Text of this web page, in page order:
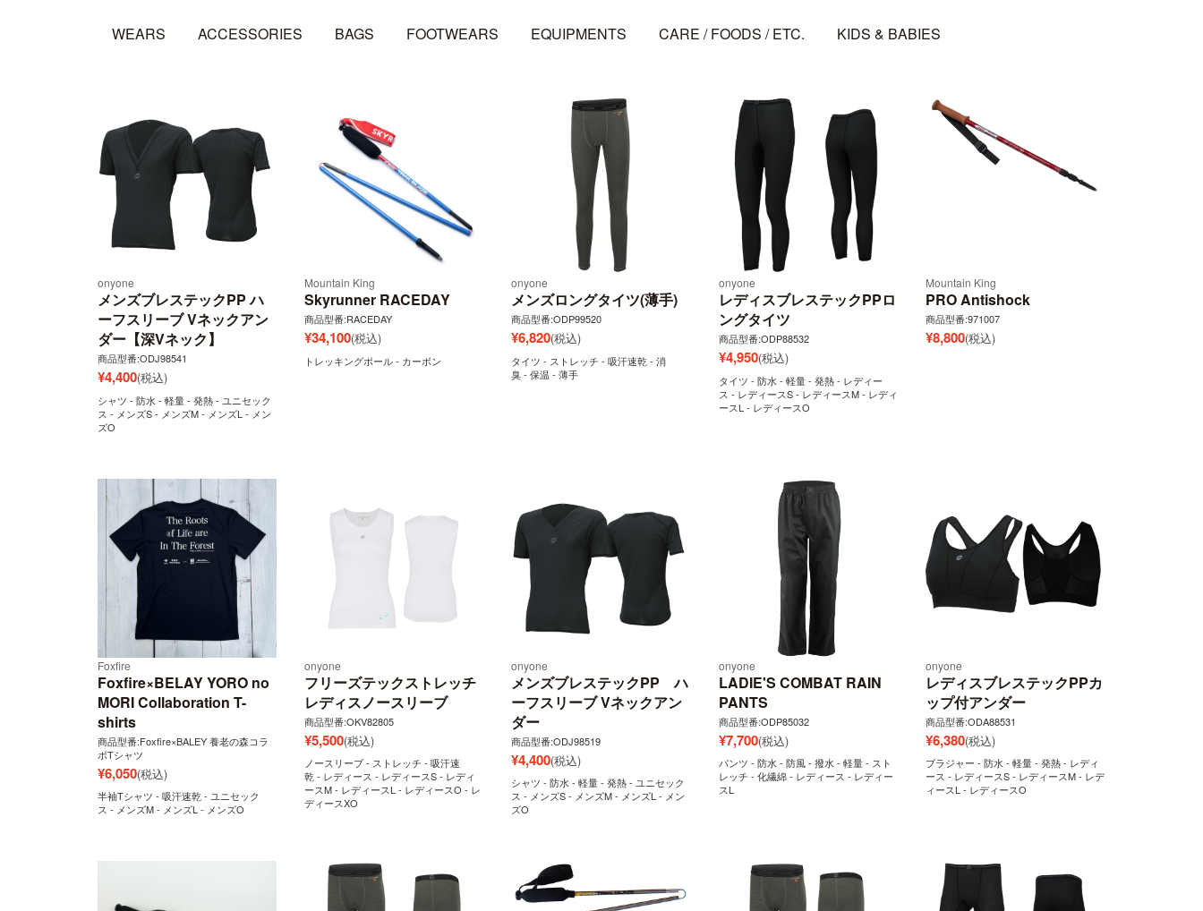
WEARS ACCESSORIES BAGS FOOTWEARS EQUIPMENTS CARE / FOODS / ETC. KIDS & BABIES
onyone
メンズブレステックPP ハ
ーフスリーブ Vネックアン
ダー【深Vネック】
商品型番:ODJ98541
¥4,400(税込)
シャツ - 防水 - 軽量 - 発熱 - ユニセック
ス - メンズS - メンズM - メンズL - メン
ズO
Mountain King
Skyrunner RACEDAY
商品型番:RACEDAY
¥34,100(税込)
トレッキングポール - カーボン
onyone
メンズロングタイツ(薄手)
商品型番:ODP99520
¥6,820(税込)
タイツ - ストレッチ - 吸汗速乾 - 消
臭 - 保温 - 薄手
onyone
レディスブレステックPPロ
ングタイツ
商品型番:ODP88532
¥4,950(税込)
タイツ - 防水 - 軽量 - 発熱 - レディー
ス - レディースS - レディースM - レディ
ースL - レディースO
Mountain King
PRO Antishock
商品型番:971007
¥8,800(税込)
Foxfire
Foxfire×BELAY YORO no
MORI Collaboration T-
shirts
商品型番:Foxfire×BALEY 養老の森コラ
ボTシャツ
¥6,050(税込)
半袖Tシャツ - 吸汗速乾 - ユニセック
ス - メンズM - メンズL - メンズO
onyone
フリーズテックストレッチ
レディスノースリーブ
商品型番:OKV82805
¥5,500(税込)
ノースリーブ - ストレッチ - 吸汗速
乾 - レディース - レディースS - レディ
ースM - レディースL - レディースO - レ
ディースXO
onyone
メンズブレステックPP ハ
ーフスリーブ Vネックアン
ダー
商品型番:ODJ98519
¥4,400(税込)
シャツ - 防水 - 軽量 - 発熱 - ユニセック
ス - メンズS - メンズM - メンズL - メン
ズO
onyone
LADIE'S COMBAT RAIN
PANTS
商品型番:ODP85032
¥7,700(税込)
パンツ - 防水 - 防風 - 撥水 - 軽量 - スト
レッチ - 化繊綿 - レディース - レディー
スL
onyone
レディスブレステックPPカ
ップ付アンダー
商品型番:ODA88531
¥6,380(税込)
ブラジャー - 防水 - 軽量 - 発熱 - レディ
ース - レディースS - レディースM - レデ
ィースL - レディースO